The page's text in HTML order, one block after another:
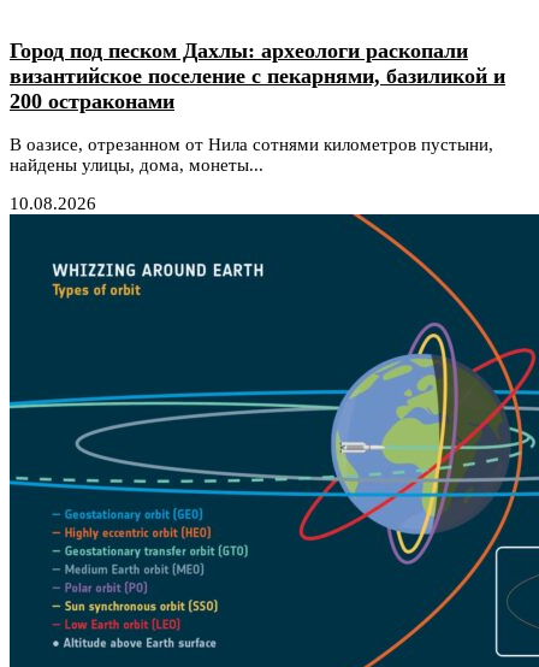
Город под песком Дахлы: археологи раскопали
византийское поселение с пекарнями, базиликой и
200 остраконами
В оазисе, отрезанном от Нила сотнями километров пустыни,
найдены улицы, дома, монеты...
10.08.2026